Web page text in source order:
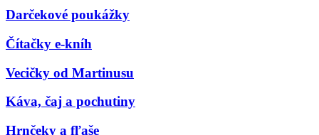
Darčekové poukážky
Čítačky e-kníh
Vecičky od Martinusu
Káva, čaj a pochutiny
Hrnčeky a fľaše